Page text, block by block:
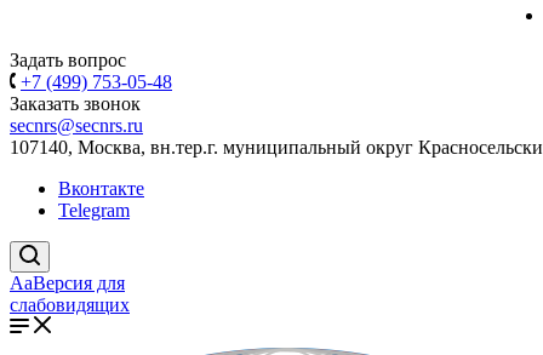
Задать вопрос
+7 (499) 753-05-48
Заказать звонок
secnrs@secnrs.ru
107140, Москва, вн.тер.г. муниципальный округ
Вконтакте
Telegram
AaВерсия для
слабовидящих